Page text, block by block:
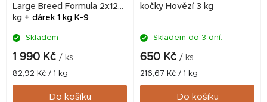
Large Breed Formula 2x12
kg + dárek 1 kg K-9
Průměrné
hodnocení
produktu
je
5,0
Skladem
1 990 Kč / ks
Měrná
cena:
82,92 Kč / 1 kg
Do košíku
kočky Hovězí 3 kg
Skladem do 3 dní.
650 Kč / ks
Měrná
cena:
216,67 Kč / 1 kg
Do košíku